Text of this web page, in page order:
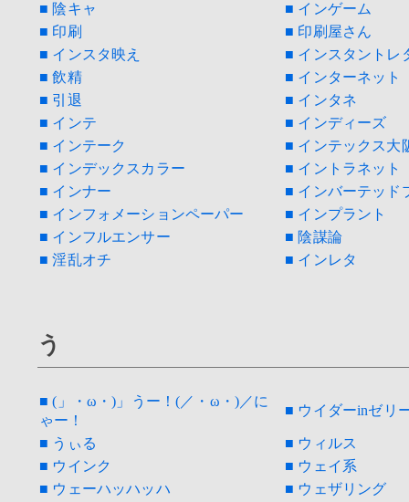
■ 陰キャ
■ インゲーム
■ 印刷
■ 印刷屋さん
■ インスタ映え
■ インスタントレ
■ 飲精
■ インターネット
■ 引退
■ インタネ
■ インテ
■ インディーズ
■ インテーク
■ インテックス大
■ インデックスカラー
■ イントラネット
■ インナー
■ インバーテッド
■ インフォメーションペーパー
■ インプラント
■ インフルエンサー
■ 陰謀論
■ 淫乱オチ
■ インレタ
う
■ (」・ω・)」うー！(／・ω・)／に
ゃー！
■ ウイダーinゼリ
■ うぃる
■ ウィルス
■ ウインク
■ ウェイ系
■ ウェーハッハッハ
■ ウェザリング